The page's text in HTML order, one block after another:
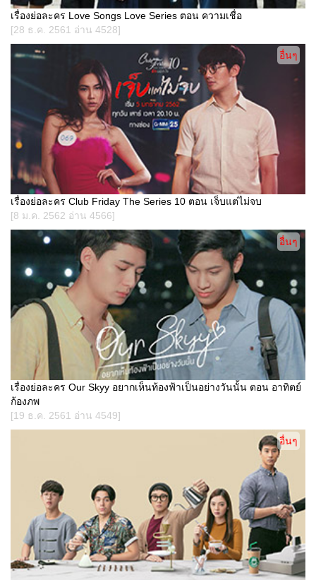
เรื่องย่อละคร Love Songs Love Series ตอน ความเชื่อ
[28 ธ.ค. 2561 อ่าน 4528]
เรื่องย่อละคร Club Friday The Series 10 ตอน เจ็บแต่ไม่จบ
[8 ม.ค. 2562 อ่าน 4566]
อื่นๆ
เรื่องย่อละคร Our Skyy อยากเห็นท้องฟ้าเป็นอย่างวันนั้น ตอน อาทิตย์
ก้องภพ
[19 ธ.ค. 2561 อ่าน 4549]
อื่นๆ
อื่นๆ